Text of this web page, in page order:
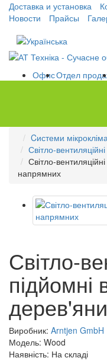
Доставка и установка
Новости
Прайсы
ОфисОтдел
Cистеми
Світло-
Світло-
напрямних
Світло-
підйомні
Виробник: Arntjen GmbH
Модель: Wood
Наявність: На складі